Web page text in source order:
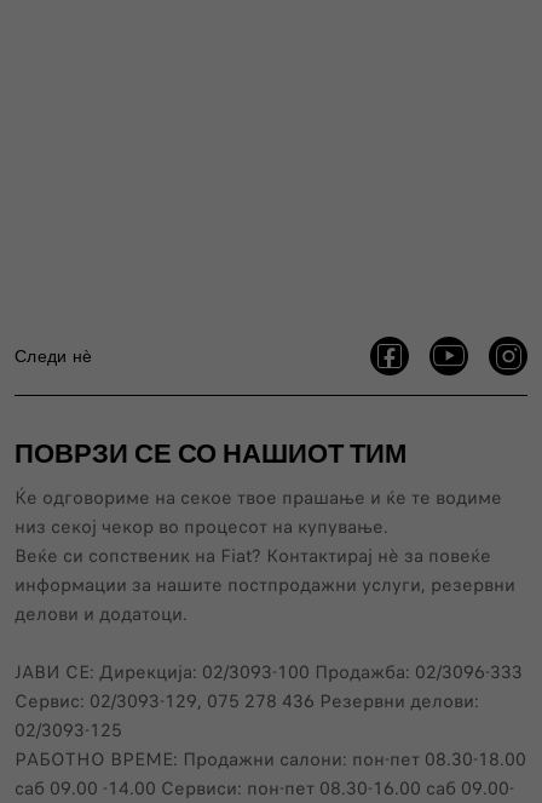
Следи нѐ
ПОВРЗИ СЕ СО НАШИОТ ТИМ
Ќе одговориме на секое твое прашање и ќе те водиме
низ секој чекор во процесот на купување.
Веќе си сопственик нa Fiat? Контактирај нѐ за повеќе
информации за нашите постпродажни услуги, резервни
делови и додатоци.
ЈАВИ СЕ: Дирекција: 02/3093-100 Продажба: 02/3096-333
Сервис: 02/3093-129, 075 278 436 Резервни делови:
02/3093-125
РАБОТНО ВРЕМЕ: Продажни салони: пон-пет 08.30-18.00
саб 09.00 -14.00 Сервиси: пон-пет 08.30-16.00 саб 09.00-